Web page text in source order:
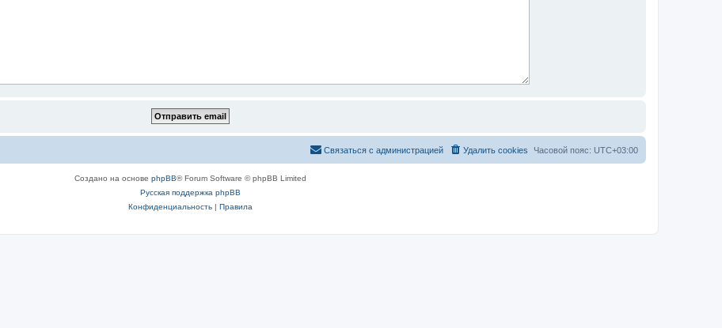
Часовой пояс: UTC+03:00
Удалить cookies
Связаться с администрацией
Создано на основе phpBB® Forum Software © phpBB Limited
Русская поддержка phpBB
Конфиденциальность| Правила